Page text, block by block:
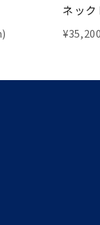
ネッ